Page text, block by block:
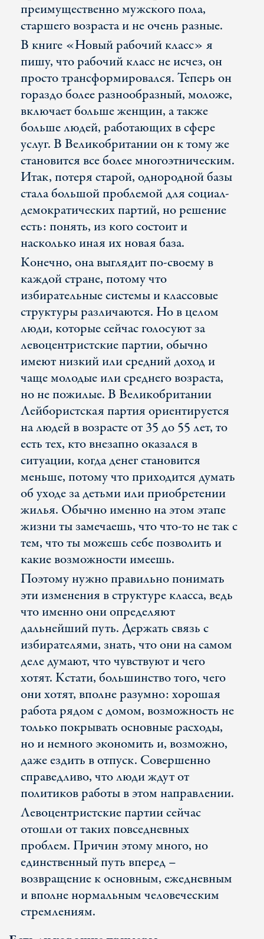
преимущественно мужского пола,
старшего возраста и не очень разные.
В книге «Новый рабочий класс» я
пишу, что рабочий класс не исчез, он
просто трансформировался. Теперь он
гораздо более разнообразный, моложе,
включает больше женщин, а также
больше людей, работающих в сфере
услуг. В Великобритании он к тому же
становится все более многоэтническим.
Итак, потеря старой, однородной базы
стала большой проблемой для социал-
демократических партий, но решение
есть: понять, из кого состоит и
насколько иная их новая база.
Конечно, она выглядит по-своему в
каждой стране, потому что
избирательные системы и классовые
структуры различаются. Но в целом
люди, которые сейчас голосуют за
левоцентристские партии, обычно
имеют низкий или средний доход и
чаще молодые или среднего возраста,
но не пожилые. В Великобритании
Лейбористская партия ориентируется
на людей в возрасте от 35 до 55 лет, то
есть тех, кто внезапно оказался в
ситуации, когда денег становится
меньше, потому что приходится думать
об уходе за детьми или приобретении
жилья. Обычно именно на этом этапе
жизни ты замечаешь, что что-то не так с
тем, что ты можешь себе позволить и
какие возможности имеешь.
Поэтому нужно правильно понимать
эти изменения в структуре класса, ведь
что именно они определяют
дальнейший путь. Держать связь с
избирателями, знать, что они на самом
деле думают, что чувствуют и чего
хотят. Кстати, большинство того, чего
они хотят, вполне разумно: хорошая
работа рядом с домом, возможность не
только покрывать основные расходы,
но и немного экономить и, возможно,
даже ездить в отпуск. Совершенно
справедливо, что люди ждут от
политиков работы в этом направлении.
Левоцентристские партии сейчас
отошли от таких повседневных
проблем. Причин этому много, но
единственный путь вперед –
возвращение к основным, ежедневным
и вполне нормальным человеческим
стремлениям.